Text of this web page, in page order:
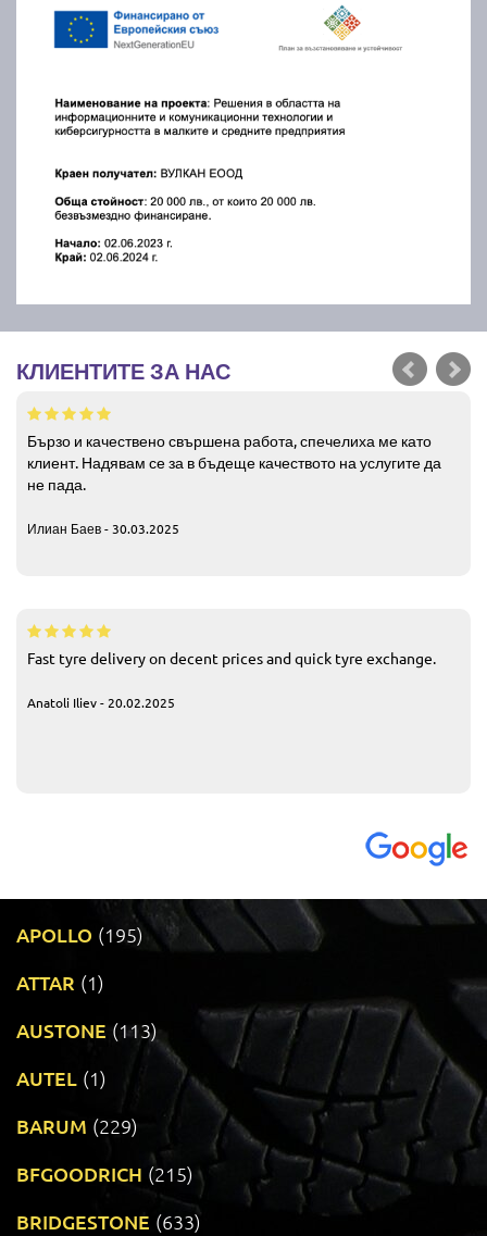
КЛИЕНТИТЕ ЗА НАС
Бързо и качествено свършена работа, спечелиха ме като
клиент. Надявам се за в бъдеще качеството на услугите да
не пада.
Илиан Баев - 30.03.2025
Fast tyre delivery on decent prices and quick tyre exchange.
Anatoli Iliev - 20.02.2025
APOLLO (195)
ATTAR (1)
AUSTONE (113)
AUTEL (1)
BARUM (229)
BFGOODRICH (215)
BRIDGESTONE (633)